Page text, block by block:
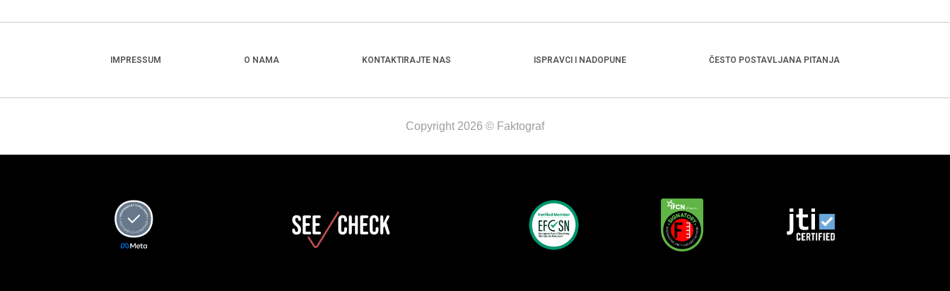
IMPRESSUM O NAMA KONTAKTIRAJTE NAS ISPRAVCI I NADOPUNE ČESTO POSTAVLJANA PITANJA
Copyright 2026 © Faktograf